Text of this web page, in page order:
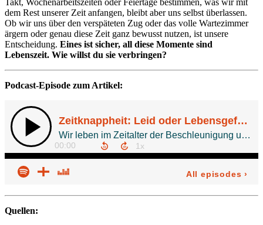
Takt, Wochenarbeitszeiten oder Feiertage bestimmen, was wir mit
dem Rest unserer Zeit anfangen, bleibt aber uns selbst überlassen.
Ob wir uns über den verspäteten Zug oder das volle Wartezimmer
ärgern oder genau diese Zeit ganz bewusst nutzen, ist unsere
Entscheidung. Eines ist sicher, all diese Momente sind
Lebenszeit. Wie willst du sie verbringen?
Podcast-Episode zum Artikel:
Quellen: